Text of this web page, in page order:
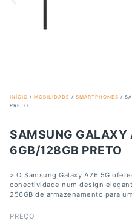
INÍCIO / MOBILIDADE / SMARTPHONES /
PRETO
SAMSUNG GALAXY
6GB/128GB PRETO
> O Samsung Galaxy A26 5G
conectividade num design
256GB de armazenamento para
PREÇO